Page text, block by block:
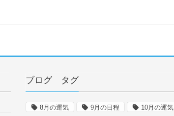
ブログ タグ
8月の運気 9月の日程 10月の運気